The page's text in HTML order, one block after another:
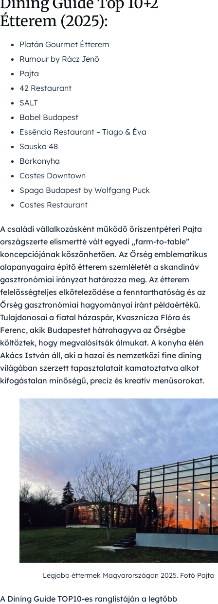
Étterem (2025):
Platán Gourmet Étterem
Rumour by Rácz Jenő
Pajta
42 Restaurant
SALT
Babel Budapest
Essência Restaurant – Tiago & Éva
Sauska 48
Borkonyha
Costes Downtown
Spago Budapest by Wolfgang Puck
Costes Restaurant
A családi vállalkozásként működő őriszentpéteri Pajta
országszerte elismertté vált egyedi „farm-to-table”
koncepciójának köszönhetően. Az Őrség emblematikus
alapanyagaira építő étterem szemléletét a skandináv
gasztronómiai irányzat határozza meg. Az étterem
felelősségteljes elköteleződése a fenntarthatóság és az
Őrség gasztronómiai hagyományai iránt példaértékű.
Tulajdonosai a fiatal házaspár, Kvasznicza Flóra és
Ferenc, akik Budapestet hátrahagyva az Őrségbe
költöztek, hogy megvalósítsák álmukat. A konyha élén
Akács István áll, aki a hazai és nemzetközi fine dining
világában szerzett tapasztalatait kamatoztatva alkot
kifogástalan minőségű, precíz és kreatív menüsorokat.
Legjobb éttermek Magyarországon 2025. Fotó Pajta
A Dining Guide TOP10-es ranglistáján a legtöbb